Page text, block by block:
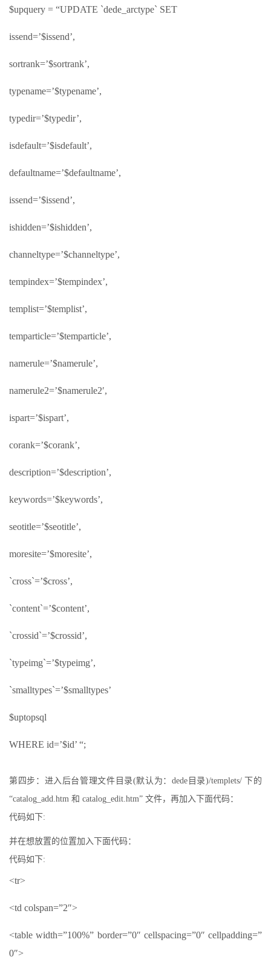
$upquery = “UPDATE `dede_arctype` SET
issend=’$issend’,
sortrank=’$sortrank’,
typename=’$typename’,
typedir=’$typedir’,
isdefault=’$isdefault’,
defaultname=’$defaultname’,
issend=’$issend’,
ishidden=’$ishidden’,
channeltype=’$channeltype’,
tempindex=’$tempindex’,
templist=’$templist’,
temparticle=’$temparticle’,
namerule=’$namerule’,
namerule2=’$namerule2′,
ispart=’$ispart’,
corank=’$corank’,
description=’$description’,
keywords=’$keywords’,
seotitle=’$seotitle’,
moresite=’$moresite’,
`cross`=’$cross’,
`content`=’$content’,
`crossid`=’$crossid’,
`typeimg`=’$typeimg’,
`smalltypes`=’$smalltypes’
$uptopsql
WHERE id=’$id’ “;
第四步：进入后台管理文件目录(默认为：dede目录)/templets/ 下的
“catalog_add.htm 和 catalog_edit.htm” 文件，再加入下面代码：
代码如下:
并在想放置的位置加入下面代码：
代码如下:
<tr>
<td colspan=”2″>
<table width=”100%” border=”0″ cellspacing=”0″ cellpadding=”
0″>